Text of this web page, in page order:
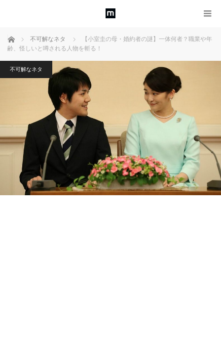
ホーム 不可解なネタ
【小室圭の母・婚約者の謎】一体何者？職業や年
齢、怪しいと噂される人物を斬る！
不可解なネタ